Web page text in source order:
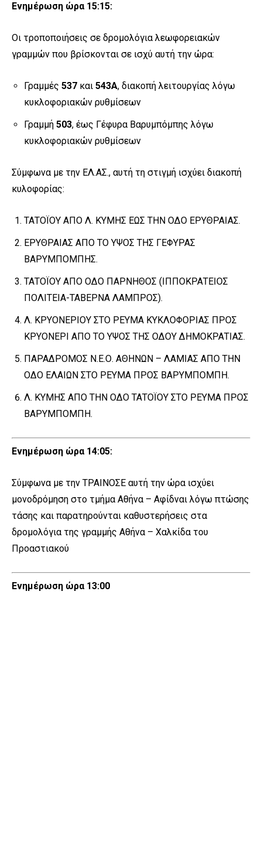
Ενημέρωση ώρα 15:15:
Οι τροποποιήσεις σε δρομολόγια λεωφορειακών
γραμμών που βρίσκονται σε ισχύ αυτή την ώρα:
Γραμμές 537 και 543Α, διακοπή λειτουργίας λόγω
κυκλοφοριακών ρυθμίσεων
Γραμμή 503, έως Γέφυρα Βαρυμπόμπης λόγω
κυκλοφοριακών ρυθμίσεων
Σύμφωνα με την ΕΛ.ΑΣ., αυτή τη στιγμή ισχύει διακοπή
κυλοφορίας:
ΤΑΤΟΪΟΥ ΑΠΟ Λ. ΚΥΜΗΣ ΕΩΣ ΤΗΝ ΟΔΟ ΕΡΥΘΡΑΙΑΣ.
ΕΡΥΘΡΑΙΑΣ ΑΠΟ ΤΟ ΥΨΟΣ ΤΗΣ ΓΕΦΥΡΑΣ
ΒΑΡΥΜΠΟΜΠΗΣ.
ΤΑΤΟΪΟΥ ΑΠΟ ΟΔΟ ΠΑΡΝΗΘΟΣ (ΙΠΠΟΚΡΑΤΕΙΟΣ
ΠΟΛΙΤΕΙΑ-ΤΑΒΕΡΝΑ ΛΑΜΠΡΟΣ).
Λ. ΚΡΥΟΝΕΡΙΟΥ ΣΤΟ ΡΕΥΜΑ ΚΥΚΛΟΦΟΡΙΑΣ ΠΡΟΣ
ΚΡΥΟΝΕΡΙ ΑΠΟ ΤΟ ΥΨΟΣ ΤΗΣ ΟΔΟΥ ΔΗΜΟΚΡΑΤΙΑΣ.
ΠΑΡΑΔΡΟΜΟΣ Ν.Ε.Ο. ΑΘΗΝΩΝ – ΛΑΜΙΑΣ ΑΠΟ ΤΗΝ
ΟΔΟ ΕΛΑΙΩΝ ΣΤΟ ΡΕΥΜΑ ΠΡΟΣ ΒΑΡΥΜΠΟΜΠΗ.
Λ. ΚΥΜΗΣ ΑΠΟ ΤΗΝ ΟΔΟ ΤΑΤΟΪΟΥ ΣΤΟ ΡΕΥΜΑ ΠΡΟΣ
ΒΑΡΥΜΠΟΜΠΗ.
Ενημέρωση ώρα 14:05:
Σύμφωνα με την ΤΡΑΙΝΟΣΕ αυτή την ώρα ισχύει
μονοδρόμηση στο τμήμα Αθήνα – Αφίδναι λόγω πτώσης
τάσης και παρατηρούνται καθυστερήσεις στα
δρομολόγια της γραμμής Αθήνα – Χαλκίδα του
Προαστιακού
Ενημέρωση ώρα 13:00